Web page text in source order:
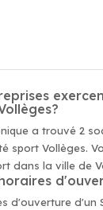
a trouvé 2
sport Vollèges.
dans la ville de
d'ouverture d'un